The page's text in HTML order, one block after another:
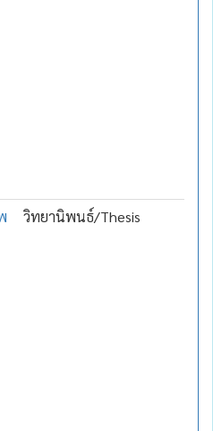
วิทยานิพนธ์/Thesis